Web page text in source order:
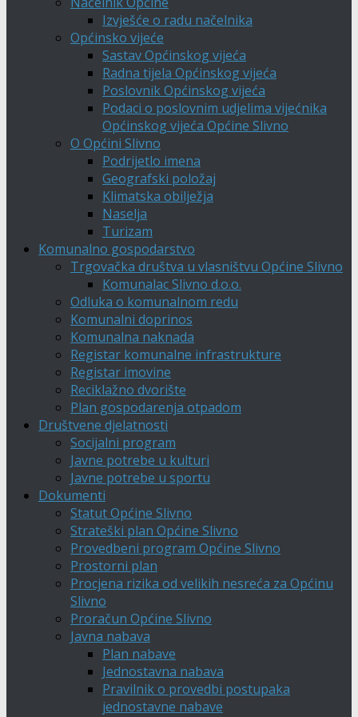
Izvješće o radu načelnika
Općinsko vijeće
Sastav Općinskog vijeća
Radna tijela Općinskog vijeća
Poslovnik Općinskog vijeća
Podaci o poslovnim udjelima vijećnika
Općinskog vijeća Općine Slivno
O Općini Slivno
Podrijetlo imena
Geografski položaj
Klimatska obilježja
Naselja
Turizam
Komunalno gospodarstvo
Trgovačka društva u vlasništvu Općine Slivno
Komunalac Slivno d.o.o.
Odluka o komunalnom redu
Komunalni doprinos
Komunalna naknada
Registar komunalne infrastrukture
Registar imovine
Reciklažno dvorište
Plan gospodarenja otpadom
Društvene djelatnosti
Socijalni program
Javne potrebe u kulturi
Javne potrebe u sportu
Dokumenti
Statut Općine Slivno
Strateški plan Općine Slivno
Provedbeni program Općine Slivno
Prostorni plan
Procjena rizika od velikih nesreća za Općinu
Slivno
Proračun Općine Slivno
Javna nabava
Plan nabave
Jednostavna nabava
Pravilnik o provedbi postupaka
jednostavne nabave